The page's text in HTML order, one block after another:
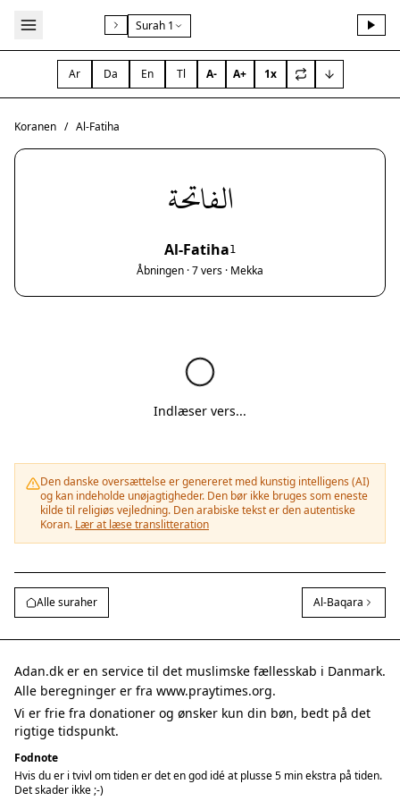
Surah 1
Ar Da En Tl A- A+ 1x
Koranen / Al-Fatiha
الفاتحة
Al-Fatiha1
Åbningen · 7 vers · Mekka
Indlæser vers...
Den danske oversættelse er genereret med kunstig intelligens (AI)
og kan indeholde unøjagtigheder. Den bør ikke bruges som eneste
kilde til religiøs vejledning. Den arabiske tekst er den autentiske
Koran. Lær at læse translitteration
Alle suraher Al-Baqara
Adan.dk er en service til det muslimske fællesskab i Danmark.
Alle beregninger er fra www.praytimes.org.
Vi er frie fra donationer og ønsker kun din bøn, bedt på det
rigtige tidspunkt.
Fodnote
Hvis du er i tvivl om tiden er det en god idé at plusse 5 min ekstra på tiden.
Det skader ikke ;-)